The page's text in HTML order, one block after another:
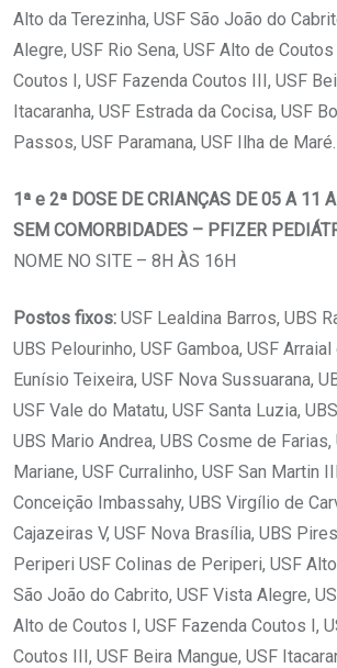
Alto da Terezinha, USF São João do
Alegre, USF Rio Sena, USF Alto de
Coutos I, USF Fazenda Coutos III, USF
Itacaranha, USF Estrada da Cocisa, USF
Passos, USF Paramana, USF Ilha de Maré.
1ª e 2ª DOSE DE CRIANÇAS DE 05 A 11
SEM COMORBIDADES – PFIZER
NOME NO SITE – 8H ÀS 16H
Postos fixos: USF Lealdina Barros, UBS
UBS Pelourinho, USF Gamboa, USF
Eunísio Teixeira, USF Nova Sussuarana,
USF Vale do Matatu, USF Santa Luzia,
UBS Mario Andrea, UBS Cosme de
Mariane, USF Curralinho, USF San Martin
Conceição Imbassahy, UBS Virgílio de
Cajazeiras V, USF Nova Brasília, UBS
Periperi USF Colinas de Periperi, USF
São João do Cabrito, USF Vista Alegre,
Alto de Coutos I, USF Fazenda Coutos I,
Coutos III, USF Beira Mangue, USF